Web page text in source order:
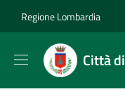
Regione Lombardia
Città